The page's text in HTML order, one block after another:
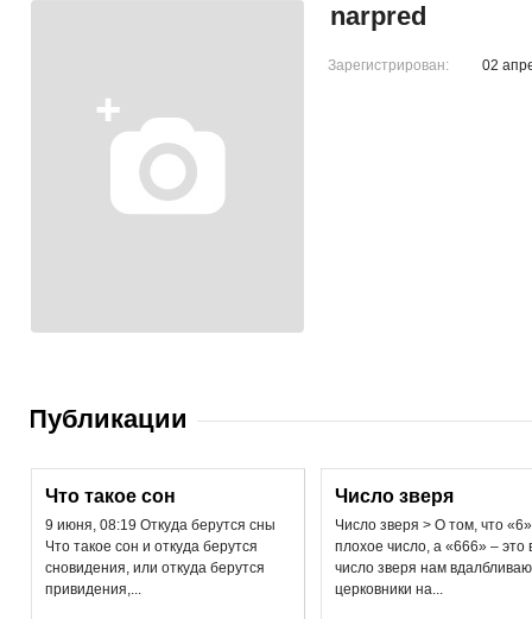
narpred
Зарегистрирован: 02
Публикации
Что такое сон
9 июня, 08:19 Откуда берутся сны
Что такое сон и откуда берутся
сновидения, или откуда берутся
привидения,...
Число зверя
Число зверя > О том, что
плохое число, а «666» – это
число зверя нам
церковники на...